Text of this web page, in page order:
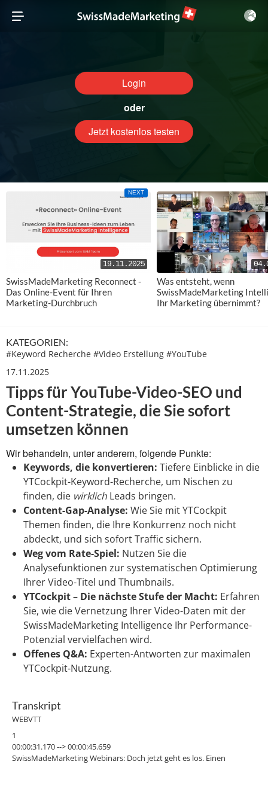
Login
oder
Jetzt kostenlos testen
19.11.2025
NEXT
SwissMadeMarketing Reconnect -
Das Online-Event für Ihren
Marketing-Durchbruch
Was entsteht, wenn
SwissMadeMarketing
Ihr Marketing übernimmt?
KATEGORIEN:
#Keyword Recherche #Video Erstellung #YouTube
17.11.2025
Tipps für YouTube-Video-SEO und
Content-Strategie, die Sie sofort
umsetzen können
Wir behandeln, unter anderem, folgende Punkte:
Keywords, die konvertieren: Tiefere Einblicke in die
YTCockpit-Keyword-Recherche, um Nischen zu
finden, die wirklichLeads bringen.
Content-Gap-Analyse: Wie Sie mit YTCockpit
Themen finden, die Ihre Konkurrenz noch nicht
abdeckt, und sich sofort Traffic sichern.
Weg vom Rate-Spiel: Nutzen Sie die
Analysefunktionen zur systematischen Optimierung
Ihrer Video-Titel und Thumbnails.
YTCockpit – Die nächste Stufe der Macht: Erfahren
Sie, wie die Vernetzung Ihrer Video-Daten mit der
SwissMadeMarketing Intelligence Ihr Performance-
Potenzial vervielfachen wird.
Offenes Q&A: Experten-Antworten zur maximalen
YTCockpit-Nutzung.
Transkript
WEBVTT
1
00:00:31.170 --> 00:00:45.659
SwissMadeMarketing Webinars: Doch jetzt geht es los. Einen